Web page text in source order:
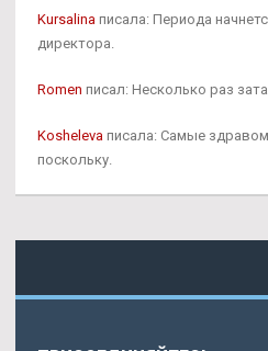
Kursalina писала: Периода
директора.
Romen писал: Несколько раз
Kosheleva писала: Самые
поскольку.